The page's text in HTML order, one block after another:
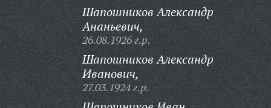
Шапошников Александр
Ананьевич,
26.08.1926 г.р.
Шапошников Александр
Иванович,
27.03.1924 г.р.